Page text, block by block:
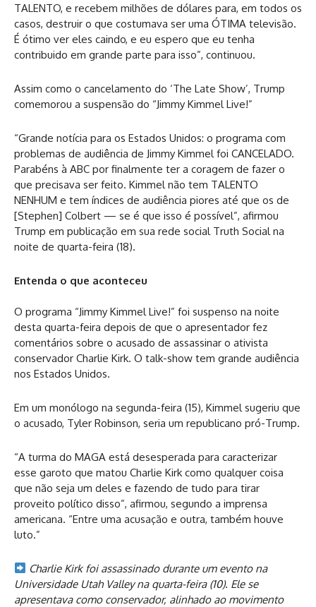
TALENTO, e recebem milhões de dólares para, em todos os
casos, destruir o que costumava ser uma ÓTIMA televisão.
É ótimo ver eles caindo, e eu espero que eu tenha
contribuido em grande parte para isso”, continuou.
Assim como o cancelamento do ‘The Late Show’, Trump
comemorou a suspensão do “Jimmy Kimmel Live!”
“Grande notícia para os Estados Unidos: o programa com
problemas de audiência de Jimmy Kimmel foi CANCELADO.
Parabéns à ABC por finalmente ter a coragem de fazer o
que precisava ser feito. Kimmel não tem TALENTO
NENHUM e tem índices de audiência piores até que os de
[Stephen] Colbert — se é que isso é possível”, afirmou
Trump em publicação em sua rede social Truth Social na
noite de quarta-feira (18).
Entenda o que aconteceu
O programa “Jimmy Kimmel Live!” foi suspenso na noite
desta quarta-feira depois de que o apresentador fez
comentários sobre o acusado de assassinar o ativista
conservador Charlie Kirk. O talk-show tem grande audiência
nos Estados Unidos.
Em um monólogo na segunda-feira (15), Kimmel sugeriu que
o acusado, Tyler Robinson, seria um republicano pró-Trump.
“A turma do MAGA está desesperada para caracterizar
esse garoto que matou Charlie Kirk como qualquer coisa
que não seja um deles e fazendo de tudo para tirar
proveito político disso”, afirmou, segundo a imprensa
americana. “Entre uma acusação e outra, também houve
luto.”
Charlie Kirk foi assassinado durante um evento na
Universidade Utah Valley na quarta-feira (10). Ele se
apresentava como conservador, alinhado ao movimento